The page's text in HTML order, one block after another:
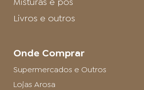
Livros e outros
Onde Comprar
Supermercados e Outros
Lojas Arosa